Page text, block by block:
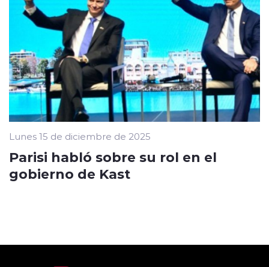
Lunes 15 de diciembre de 2025
Parisi habló sobre su rol en el
gobierno de Kast